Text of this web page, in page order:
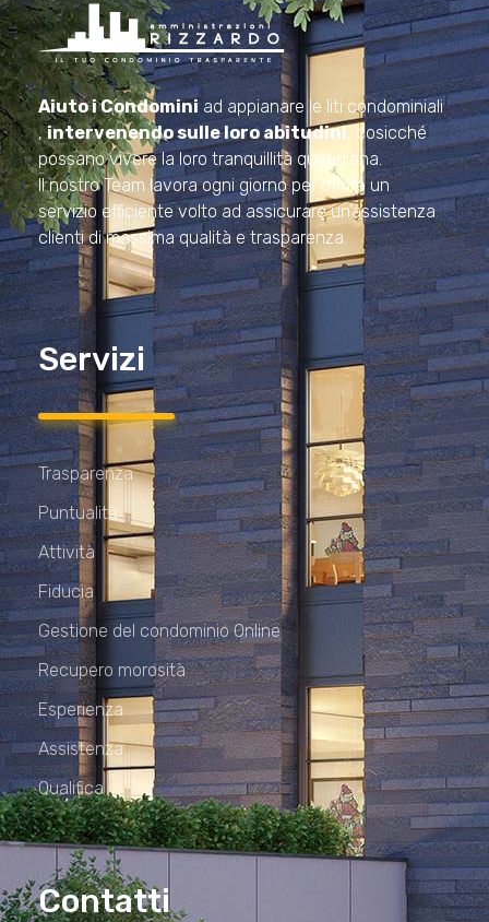
Amministrazioni Rizzardo
Il tuo condominio trasparente
Aiuto i Condominiad appianare le liti condominiali
,intervenendo sulle loro abitudini, cosicché
possano vivere la loro tranquillità quotidiana.
Il nostro Team lavora ogni giorno per offrire un
servizio efficiente volto ad assicurare un’assistenza
clienti di massima qualità e trasparenza.
Servizi
Trasparenza
Puntualità
Attività
Fiducia
Gestione del condominio Online
Recupero morosità
Esperienza
Assistenza
Qualifica
Contatti